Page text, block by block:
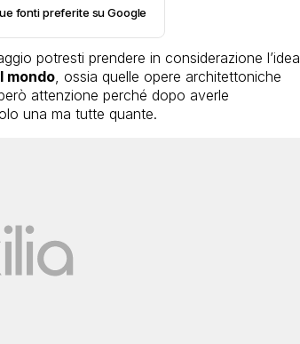
fonti preferite su Google
potresti prendere in considerazione l’idea
mondo, ossia quelle opere architettoniche
attenzione perché dopo averle
una ma tutte quante.